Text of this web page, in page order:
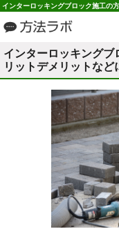
インターロッキングブロック施工の
インターロッキングブ
リットデメリットなど